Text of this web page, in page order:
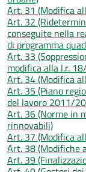
Art. 31 (Modifica
Art. 32
conseguite nella
di programma
Art. 33
modifica alla l.r.
Art. 34 (Modifica
Art. 35 (Piano
del lavoro 2011/
Art. 36 (Norme in
rinnovabili)
Art. 37 (Modifica
Art. 38 (Modifiche
Art. 39